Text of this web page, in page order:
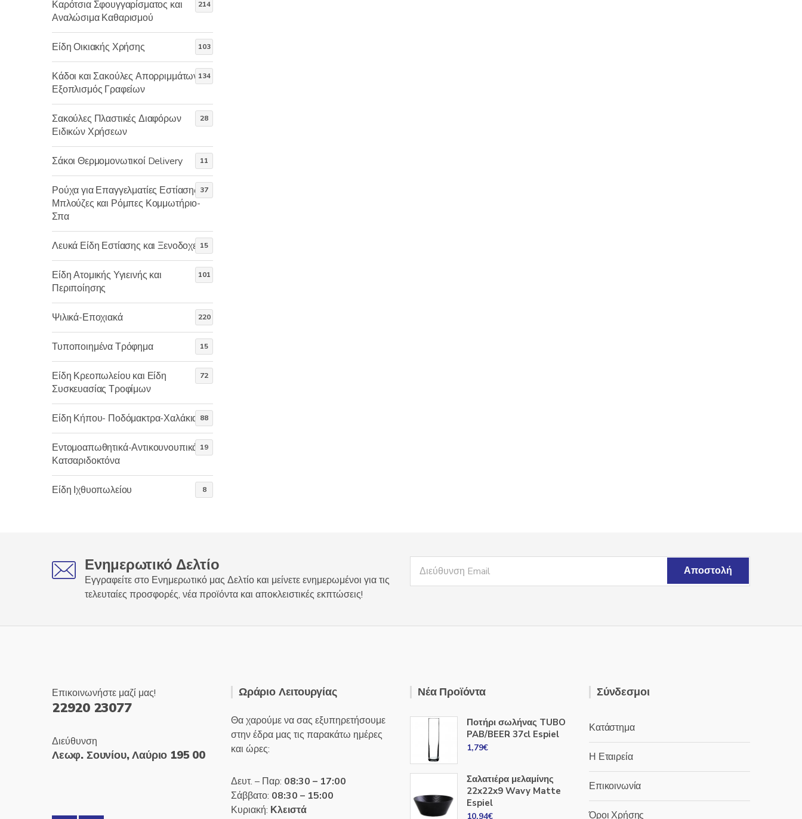
Καρότσια Σφουγγαρίσματος και
Αναλώσιμα Καθαρισμού
214
Είδη Οικιακής Χρήσης 103
Κάδοι και Σακούλες Απορριμμάτων-
Εξοπλισμός Γραφείων
134
Σακούλες Πλαστικές Διαφόρων
Ειδικών Χρήσεων
28
Σάκοι Θερμομονωτικοί Delivery 11
Ρούχα για Επαγγελματίες Εστίασης-
Μπλούζες και Ρόμπες Κομμωτήριο-
Σπα
37
Λευκά Είδη Εστίασης και Ξενοδοχείων
15
Είδη Ατομικής Υγιεινής και
Περιποίησης
101
Ψιλικά-Εποχιακά 220
Τυποποιημένα Τρόφημα 15
Είδη Κρεοπωλείου και Είδη
Συσκευασίας Τροφίμων
72
Είδη Κήπου- Ποδόμακτρα-Χαλάκια 88
Εντομοαπωθητικά-Αντικουνουπικά-
Κατσαριδοκτόνα
19
Είδη Ιχθυοπωλείου 8
Ενημερωτικό Δελτίο
Εγγραφείτε στο Ενημερωτικό μας Δελτίο και μείνετε ενημερωμένοι για τις
τελευταίες προσφορές, νέα προϊόντα και αποκλειστικές εκπτώσεις!
Επικοινωνήστε μαζί μας!
22920 23077
Διεύθυνση
Λεωφ. Σουνίου, Λαύριο 195 00
Ωράριο Λειτουργίας
Θα χαρούμε να σας εξυπηρετήσουμε
στην έδρα μας τις παρακάτω ημέρες
και ώρες:
Δευτ. – Παρ: 08:30 – 17:00
Σάββατο: 08:30 – 15:00
Κυριακή: Κλειστά
Νέα Προϊόντα
Ποτήρι σωλήνας TUBO
PAB/BEER 37cl Espiel
1,79€
Σαλατιέρα μελαμίνης
22x22x9 Wavy Matte
Espiel
10,94€
Σύνδεσμοι
Κατάστημα
Η Εταιρεία
Επικοινωνία
Όροι Χρήσης